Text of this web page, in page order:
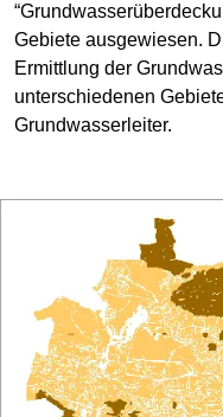
Gebiete ausgewiesen.
Ermittlung der
unterschiedenen
Grundwasserleiter.